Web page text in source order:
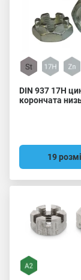
DIN 937 17H
корончата
19